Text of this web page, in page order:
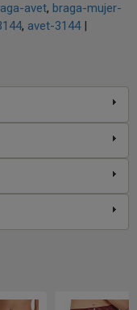
avet braga-mujer-
avet-3144 |